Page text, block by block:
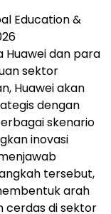
Education &
dan para
sektor
Huawei akan
dengan
skenario
inovasi
tersebut,
arah
cerdas di sektor